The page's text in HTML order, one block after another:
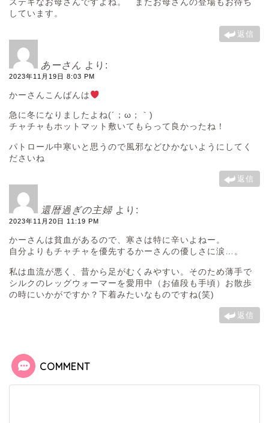
しています。
返信
あーさん より:
2023年11月19日 8:03 PM
かーさんこんばんは
急に冬になりましたよね(´；ω；｀)
チャチャもホットマット敷いてもらって良かったね！
パトロール中寒いと思うので風邪などひかないようにしてく
ださいね
返信
還暦過ぎの主婦 より:
2023年11月20日 11:19 PM
かーさんは貧血があるので、寒さは特に辛いよねー。
自分よりもチャチャを優先するかーさんの優しさに涙…。
私は血流が悪く、昔から足がむくみやすい。そのため薄手で
シルクのレッグウォーマーを愛用中（お値段も手頃）お散歩
の時にいかがですか？下着みたいなものですね(笑)
返信
COMMENT